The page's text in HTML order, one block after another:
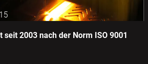
seit 2003 nach der Norm ISO 9001